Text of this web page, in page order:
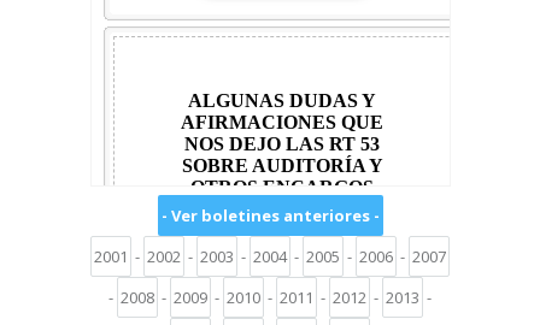
- Ver boletines anteriores -
2001 - 2002 - 2003 - 2004 - 2005 - 2006 - 2007
- 2008 - 2009 - 2010 - 2011 - 2012 - 2013 -